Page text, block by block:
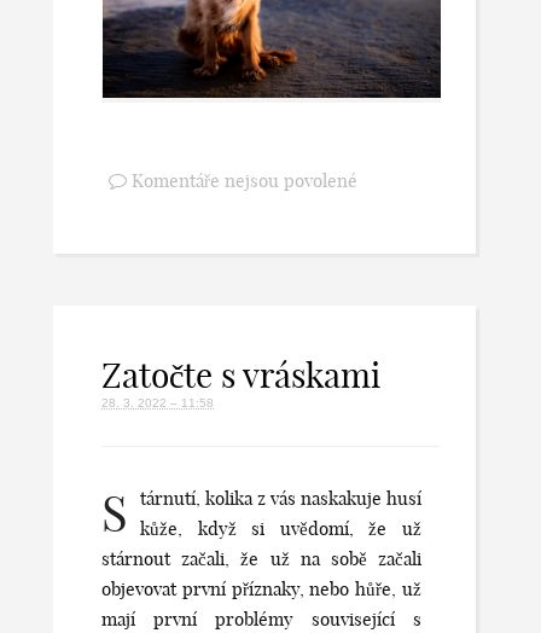
Komentáře nejsou povolené
Zatočte s vráskami
28. 3. 2022 – 11:58
S
tárnutí, kolika z vás naskakuje husí
kůže, když si uvědomí, že už
stárnout začali, že už na sobě začali
objevovat první příznaky, nebo hůře, už
mají první problémy související s